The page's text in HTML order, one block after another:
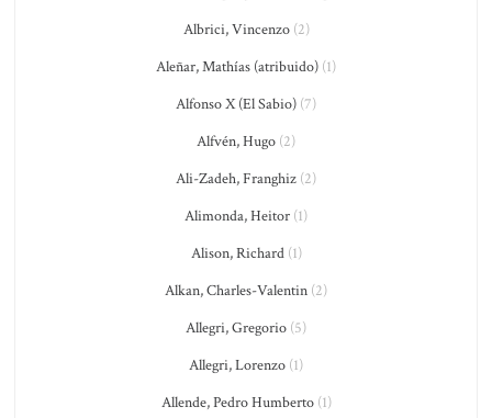
Albrici, Vincenzo(2)
Aleñar, Mathías (atribuido) (1)
Alfonso X (El Sabio) (7)
Alfvén, Hugo (2)
Ali-Zadeh, Franghiz (2)
Alimonda, Heitor (1)
Alison, Richard(1)
Alkan, Charles-Valentin (2)
Allegri, Gregorio (5)
Allegri, Lorenzo (1)
Allende, Pedro Humberto(1)